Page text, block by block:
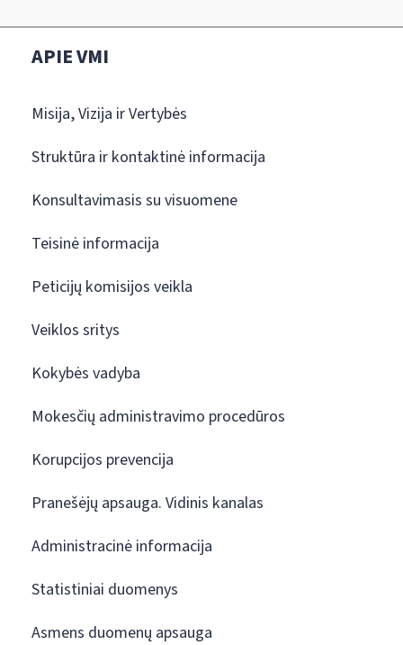
APIE VMI
Misija, Vizija ir Vertybės
Struktūra ir kontaktinė informacija
Konsultavimasis su visuomene
Teisinė informacija
Peticijų komisijos veikla
Veiklos sritys
Kokybės vadyba
Mokesčių administravimo procedūros
Korupcijos prevencija
Pranešėjų apsauga. Vidinis kanalas
Administracinė informacija
Statistiniai duomenys
Asmens duomenų apsauga